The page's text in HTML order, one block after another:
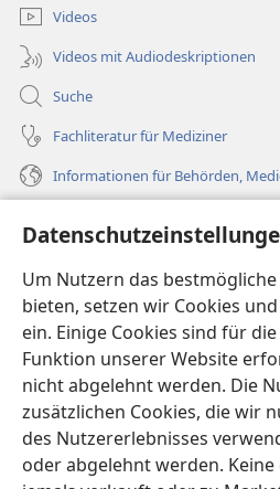
Um Nutzern das
bieten, setzen wir Cookies
ein. Einige Cookies sind für
Funktion unserer Website
nicht abgelehnt werden. Die
zusätzlichen Cookies, die wir
des Nutzererlebnisses
oder abgelehnt werden.
Videos
Videos mit Audiodeskriptionen
Suche
Fachliteratur für Mediziner
Informationen für Behörden,
Spenden
(öffnet
neues
Fenster)Wachtturm ONLINE-BIBLIOTHEK
(öffnet
neues
Fenster)JW Hub®
(öffnet
neues
Fenster)JW Library
Watchtower Library ®